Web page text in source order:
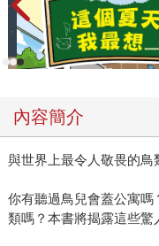
內容簡介
與世界上最令人敬畏的鳥
你有聽過鳥兒會蓋公寓
類嗎？本書將揭露這些驚